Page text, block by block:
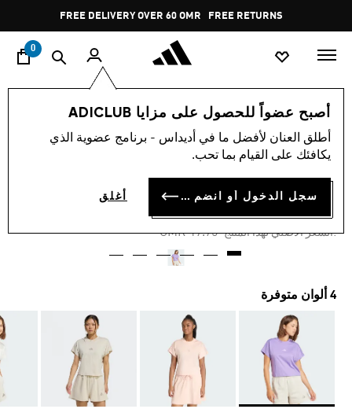
Pause
promotion
rotation
FREE DELIVERY OVER 60 OMR FREE RETURNS
0
أصبح عضواً للحصول على مزايا ADICLUB
أطلق العنان لأفضل ما في أديداس - برنامج عضوية الذي
يكافئك على القيام بما تحب.
سجل الدخول أو انضم الآن أغلق
النساء ملابس
-40%
تيشيرت ALL SZN
OMR 10.65
:السعر الأصلي لهذا المنتج Price reduced from
OMR 17.75
to
4 ألوان متوفرة